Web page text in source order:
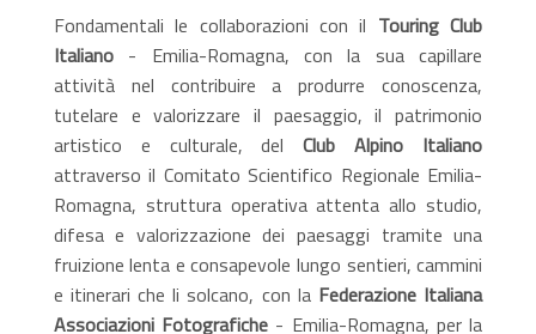
Fondamentali le collaborazioni con il Touring Club
Italiano- Emilia-Romagna, con la sua capillare
attività nel contribuire a produrre conoscenza,
tutelare e valorizzare il paesaggio, il patrimonio
artistico e culturale, delClub Alpino Italiano
attraverso il Comitato Scientifico Regionale Emilia-
Romagna, struttura operativa attenta allo studio,
difesa e valorizzazione dei paesaggi tramite una
fruizione lenta e consapevole lungo sentieri, cammini
e itinerari che li solcano, con la Federazione Italiana
Associazioni Fotografiche - Emilia-Romagna, per la